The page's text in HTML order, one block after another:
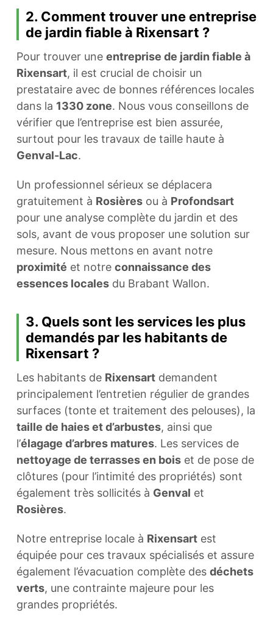
2. Comment trouver une entreprise
de jardin fiable à Rixensart ?
Pour trouver une entreprise de jardin fiable à
Rixensart, il est crucial de choisir un
prestataire avec de bonnes références locales
dans la 1330 zone. Nous vous conseillons de
vérifier que l’entreprise est bien assurée,
surtout pour les travaux de taille haute à
Genval-Lac.
Un professionnel sérieux se déplacera
gratuitement à Rosièresou à Profondsart
pour une analyse complète du jardin et des
sols, avant de vous proposer une solution sur
mesure. Nous mettons en avant notre
proximité et notre connaissance des
essences localesdu Brabant Wallon.
3. Quels sont les services les plus
demandés par les habitants de
Rixensart ?
Les habitants de Rixensartdemandent
principalement l’entretien régulier de grandes
surfaces (tonte et traitement des pelouses), la
taille de haies et d’arbustes, ainsi que
l’élagage d’arbres matures. Les services de
nettoyage de terrasses en boiset de pose de
clôtures (pour l’intimité des propriétés) sont
également très sollicités à Genval et
Rosières.
Notre entreprise locale à Rixensartest
équipée pour ces travaux spécialisés et assure
également l’évacuation complète des déchets
verts, une contrainte majeure pour les
grandes propriétés.